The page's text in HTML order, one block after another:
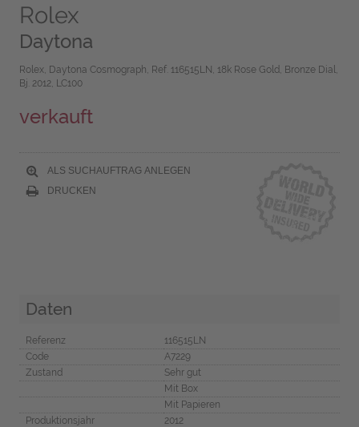
Rolex
Daytona
Rolex, Daytona Cosmograph, Ref. 116515LN, 18k Rose Gold, Bronze Dial,
Bj. 2012, LC100
verkauft
ALS SUCHAUFTRAG ANLEGEN
DRUCKEN
Daten
Referenz
116515LN
Code
A7229
Zustand
Sehr gut
Mit Box
Mit Papieren
Produktionsjahr
2012